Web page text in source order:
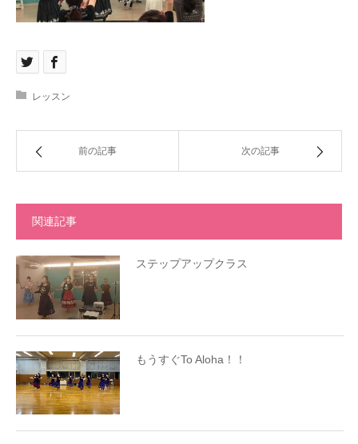
レッスン
前の記事 次の記事
関連記事
ステップアップクラス
もうすぐTo Aloha！！